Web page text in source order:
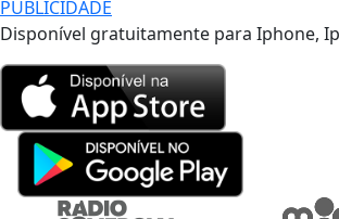
PUBLICIDADE
Disponível gratuitamente para Iphone,